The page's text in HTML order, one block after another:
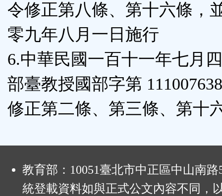
令修正第八條、第十六條，
零九年八月一日施行
6.中華民國一百十一年七月
部臺教授國部字第
修正第二條、第三條、第十
教育部：10051臺北市中正區中山南
統登載資料如與正式公文內容不同，